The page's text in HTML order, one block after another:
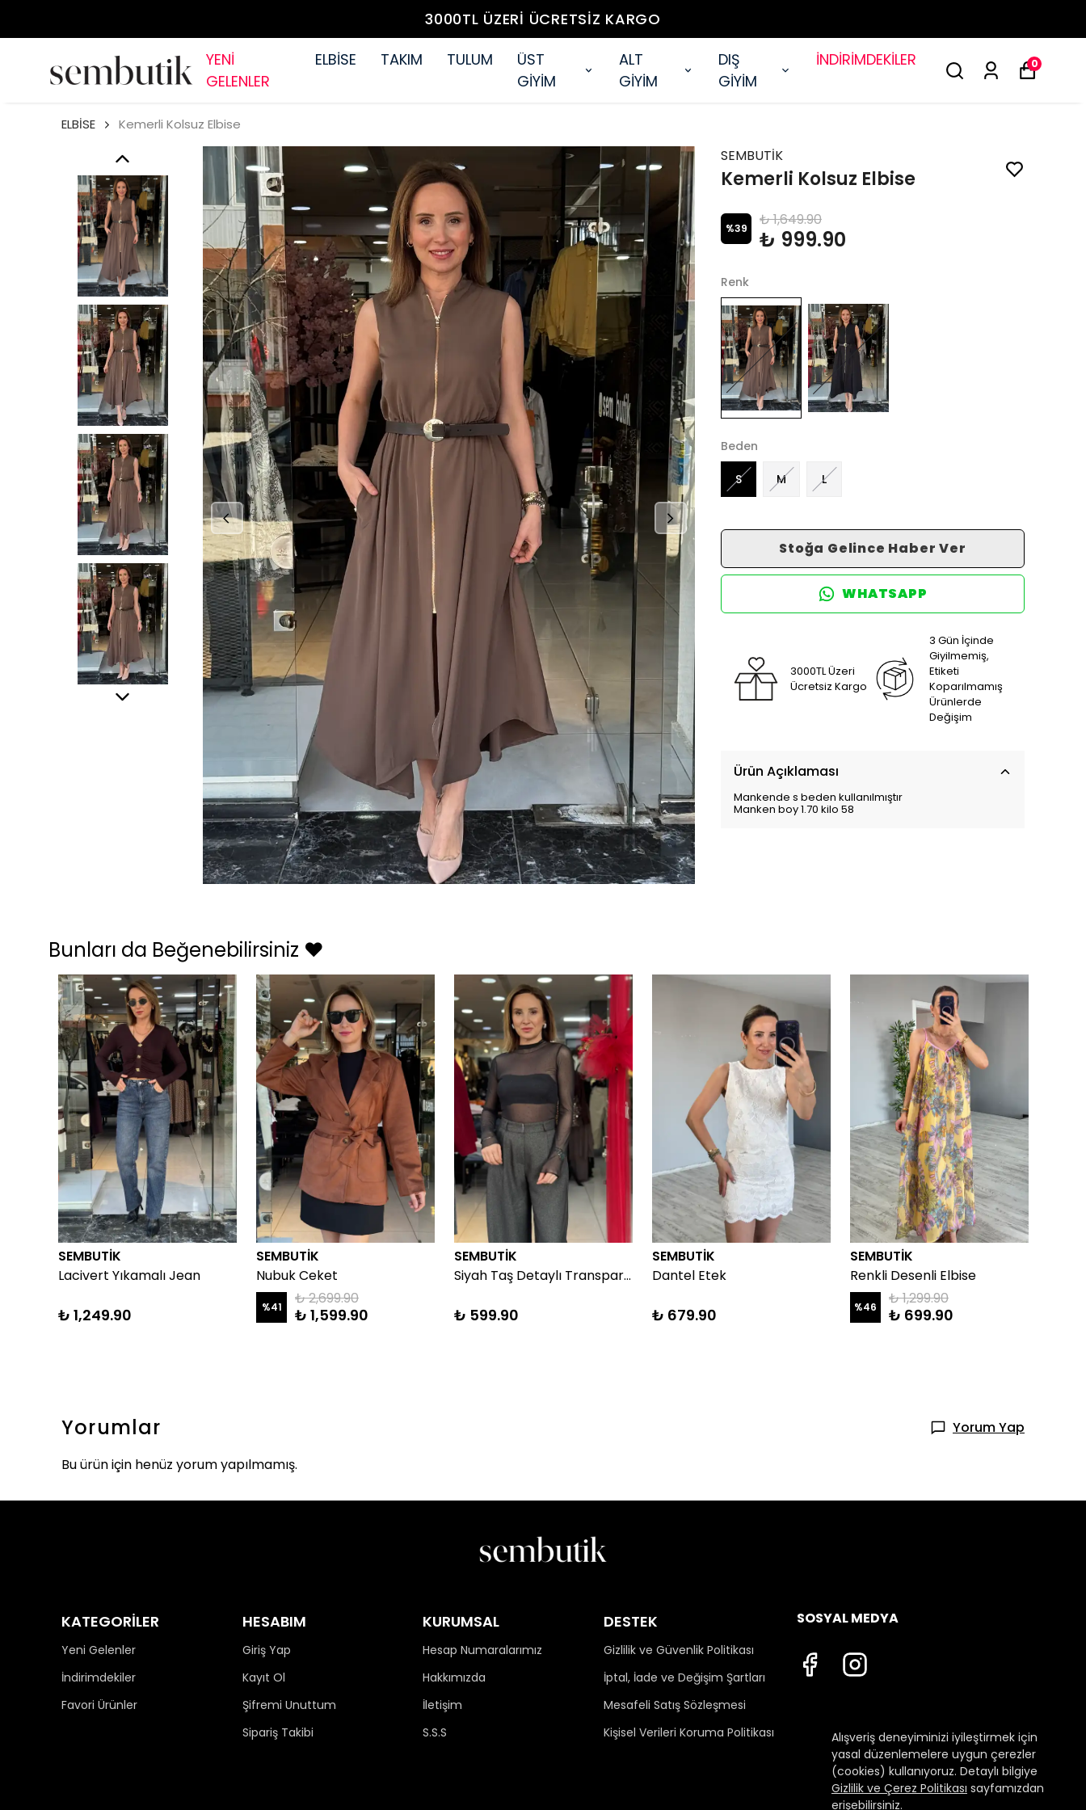
3000TL ÜZERİ ÜCRETSİZ KARGO
YENİ
GELENLER
ELBİSE TAKIM TULUM
ÜST
GİYİM
ALT
GİYİM
DIŞ
GİYİM
İNDİRİMDEKİLER 0
Alışveriş deneyiminizi iyileştirmek için
yasal düzenlemelere uygun çerezler
(cookies) kullanıyoruz. Detaylı bilgiye
Gizlilik ve Çerez Politikası sayfamızdan
erişebilirsiniz.
ELBİSE Kemerli Kolsuz Elbise
SEMBUTİK
Kemerli Kolsuz Elbise
%39 ₺ 1,649.90
₺ 999.90
Renk
Beden
S M L
Stoğa Gelince Haber Ver
WHATSAPP
3000TL Üzeri
Ücretsiz Kargo
3 Gün İçinde
Giyilmemiş,
Etiketi
Koparılmamış
Ürünlerde
Değişim
Ürün Açıklaması
Mankende s beden kullanılmıştır
Manken boy 1.70 kilo 58
Bunları da Beğenebilirsiniz ❤️
SEMBUTİK
Lacivert Yıkamalı Jean
₺ 1,249.90
SEMBUTİK
Nubuk Ceket
%41 ₺ 2,699.90
₺ 1,599.90
SEMBUTİK
Siyah Taş Detaylı Transparan Bluz
₺ 599.90
SEMBUTİK
Dantel Etek
₺ 679.90
SEMBUTİK
Renkli Desenli Elbise
%46 ₺ 1,299.90
₺ 699.90
Yorumlar
Yorum Yap
Bu ürün için henüz yorum yapılmamış.
KATEGORİLER
Yeni Gelenler
İndirimdekiler
Favori Ürünler
HESABIM
Giriş Yap
Kayıt Ol
Şifremi Unuttum
Sipariş Takibi
KURUMSAL
Hesap Numaralarımız
Hakkımızda
İletişim
S.S.S
DESTEK
Gizlilik ve Güvenlik Politikası
İptal, İade ve Değişim Şartları
Mesafeli Satış Sözleşmesi
Kişisel Verileri Koruma Politikası
SOSYAL MEDYA